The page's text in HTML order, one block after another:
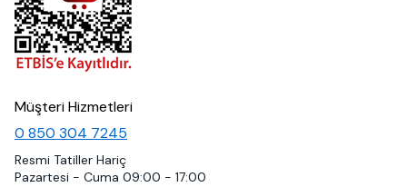
Müşteri Hizmetleri
0 850 304 7245
Resmi Tatiller Hariç
Pazartesi - Cuma 09:00 - 17:00